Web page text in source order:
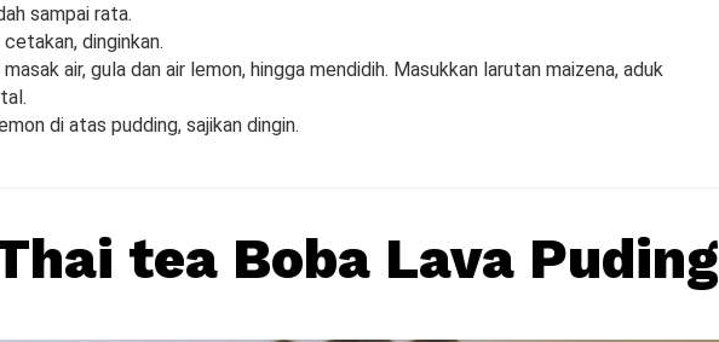
sampai rata.
dinginkan.
air, gula dan air lemon, hingga mendidih. Masukkan larutan maizena, aduk
di atas pudding, sajikan dingin.
tea Boba Lava Puding